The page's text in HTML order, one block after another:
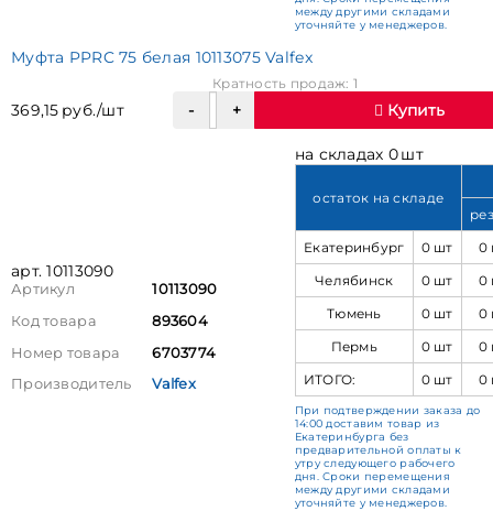
между другими складами
уточняйте у менеджеров.
Муфта PPRC 75 белая 10113075 Valfex
369,15 руб./шт
Кратность продаж: 1
Купить
арт. 10113090
Артикул
10113090
Код товара
893604
Номер товара
6703774
Производитель
Valfex
на складах 0 шт
остаток на складе
Екатеринбург
0 шт
0
Челябинск
0 шт
0
Тюмень
0 шт
0
Пермь
0 шт
0
ИТОГО:
0 шт 0
При подтверждении заказа до
14:00 доставим товар из
Екатеринбурга без
предварительной оплаты к
утру следующего рабочего
дня. Сроки перемещения
между другими складами
уточняйте у менеджеров.